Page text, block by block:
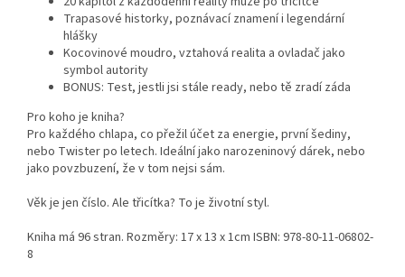
Trapasové historky, poznávací znamení i legendární
hlášky
Kocovinové moudro, vztahová realita a ovladač jako
symbol autority
BONUS: Test, jestli jsi stále ready, nebo tě zradí záda
Pro koho je kniha?
Pro každého chlapa, co přežil účet za energie, první šediny,
nebo Twister po letech. Ideální jako narozeninový dárek, nebo
jako povzbuzení, že v tom nejsi sám.
Věk je jen číslo. Ale třicítka? To je životní styl.
Kniha má 96 stran. Rozměry: 17 x 13 x 1cm ISBN: 978-80-11-06802-
8